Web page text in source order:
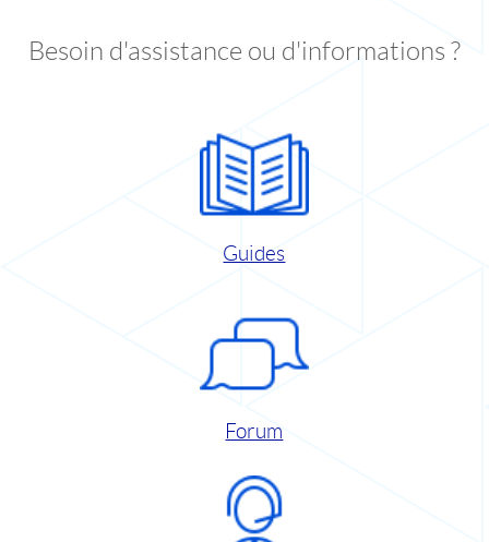
Besoin d'assistance ou d'informations ?
Guides
Forum